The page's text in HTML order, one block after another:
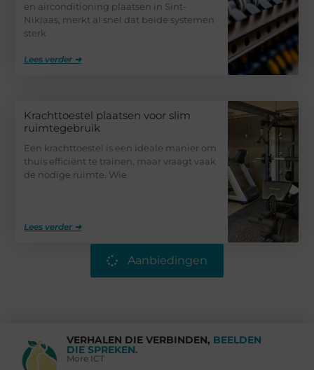
en airconditioning plaatsen in Sint-
Niklaas, merkt al snel dat beide systemen
sterk
Lees verder ➜
Krachttoestel plaatsen voor slim
ruimtegebruik
Een krachttoestel is een ideale manier om
thuis efficiënt te trainen, maar vraagt vaak
de nodige ruimte. Wie
Lees verder ➜
Aanbiedingen
VERHALEN DIE VERBINDEN, BEELDEN
DIE SPREKEN.
More ICT